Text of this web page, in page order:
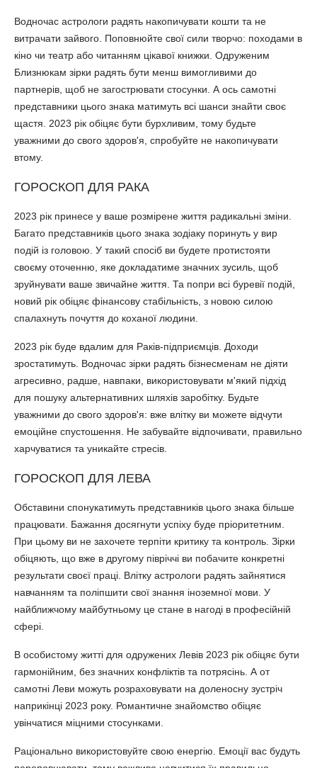
Водночас астрологи радять накопичувати кошти та не
витрачати зайвого. Поповнюйте свої сили творчо: походами в
кіно чи театр або читанням цікавої книжки. Одруженим
Близнюкам зірки радять бути менш вимогливими до
партнерів, щоб не загострювати стосунки. А ось самотні
представники цього знака матимуть всі шанси знайти своє
щастя. 2023 рік обіцяє бути бурхливим, тому будьте
уважними до свого здоров'я, спробуйте не накопичувати
втому.
ГОРОСКОП ДЛЯ РАКА
2023 рік принесе у ваше розмірене життя радикальні зміни.
Багато представників цього знака зодіаку поринуть у вир
подій із головою. У такий спосіб ви будете протистояти
своєму оточенню, яке докладатиме значних зусиль, щоб
зруйнувати ваше звичайне життя. Та попри всі буревії подій,
новий рік обіцяє фінансову стабільність, з новою силою
спалахнуть почуття до коханої людини.
2023 рік буде вдалим для Раків-підприємців. Доходи
зростатимуть. Водночас зірки радять бізнесменам не діяти
агресивно, радше, навпаки, використовувати м'який підхід
для пошуку альтернативних шляхів заробітку. Будьте
уважними до свого здоров'я: вже влітку ви можете відчути
емоційне спустошення. Не забувайте відпочивати, правильно
харчуватися та уникайте стресів.
ГОРОСКОП ДЛЯ ЛЕВА
Обставини спонукатимуть представників цього знака більше
працювати. Бажання досягнути успіху буде пріоритетним.
При цьому ви не захочете терпіти критику та контроль. Зірки
обіцяють, що вже в другому півріччі ви побачите конкретні
результати своєї праці. Влітку астрологи радять зайнятися
навчанням та поліпшити свої знання іноземної мови. У
найближчому майбутньому це стане в нагоді в професійній
сфері.
В особистому житті для одружених Левів 2023 рік обіцяє бути
гармонійним, без значних конфліктів та потрясінь. А от
самотні Леви можуть розраховувати на доленосну зустріч
наприкінці 2023 року. Романтичне знайомство обіцяє
увінчатися міцними стосунками.
Раціонально використовуйте свою енергію. Емоції вас будуть